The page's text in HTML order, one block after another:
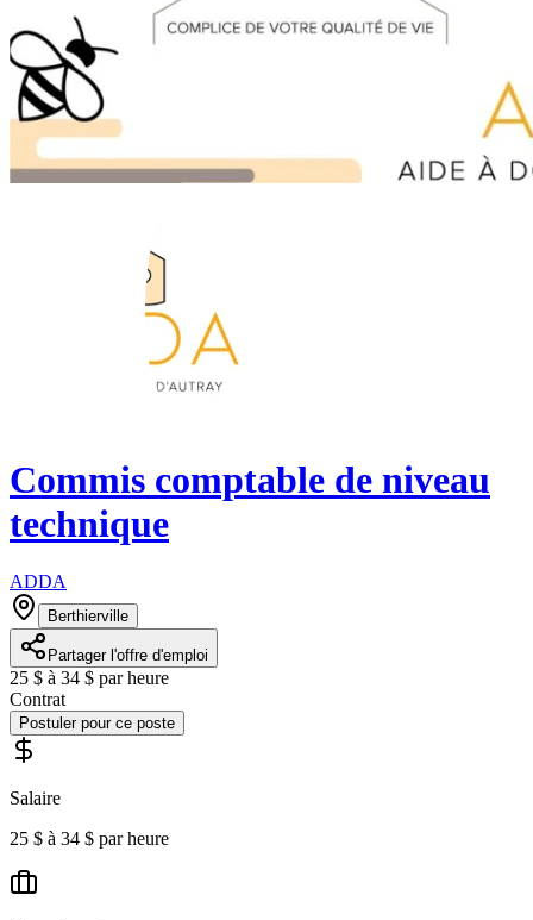
Commis comptable de niveau
technique
ADDA
Berthierville
Partager l'offre d'emploi
25 $ à 34 $ par heure
Contrat
Postuler pour ce poste
Salaire
25 $ à 34 $ par heure